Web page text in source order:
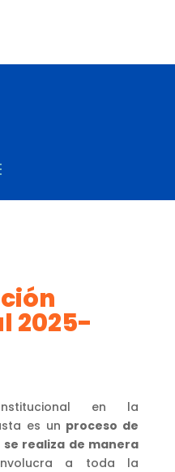
2025-
en la
es un proceso de
realiza de manera
a toda la